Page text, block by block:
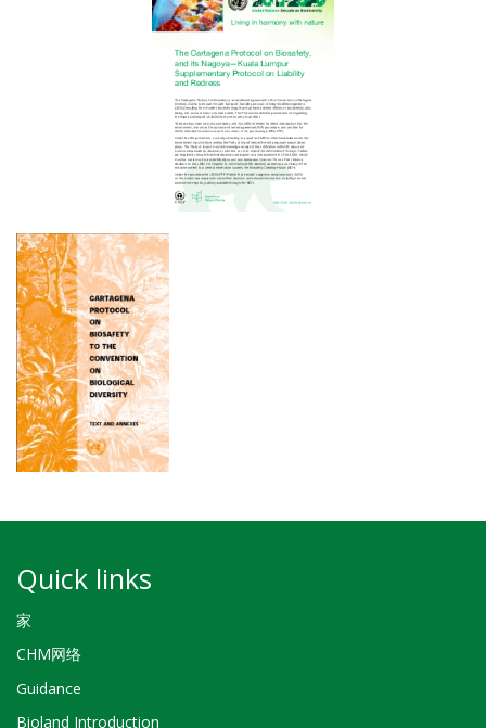
Quick links
家
CHM网络
Guidance
Bioland Introduction